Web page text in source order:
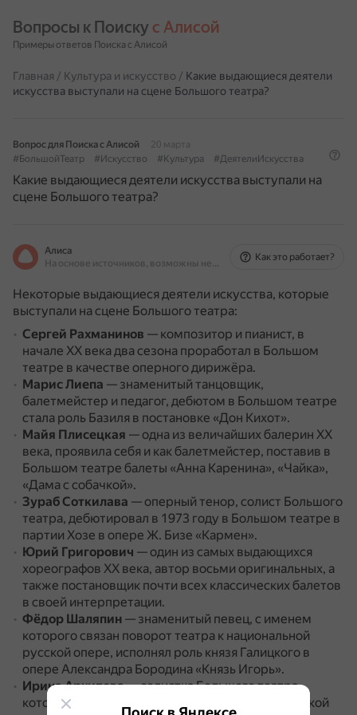
Вопросы к Поиску с Алисой
Примеры ответов Поиска с Алисой
Главная / Культура и искусство / Какие выдающиеся деятели
искусства выступали на сцене Большого театра?
Вопрос для Поиска с Алисой
20 марта
#БольшойТеатр
#Искусство #Культура #ДеятелиИскусства
Какие выдающиеся деятели искусства выступали на
сцене Большого театра?
Алиса
На основе источников, возможны неточности
Как это работает?
Некоторые выдающиеся деятели искусства, которые
выступали на сцене Большого театра:
Сергей Рахманинов — композитор и пианист, в
начале XX века два сезона проработал в Большом
театре в качестве оперного дирижёра.
Марис Лиепа — знаменитый танцовщик,
балетмейстер и педагог, дебютом в Большом театре
стала роль Базиля в постановке «Дон Кихот».
Майя Плисецкая — одна из величайших балерин XX
века, проявила себя и как балетмейстер, поставив в
Большом театре балеты «Анна Каренина», «Чайка»,
«Дама с собачкой».
Зураб Соткилава — оперный тенор, солист Большого
театра, дебютировал в 1973 году в Большом театре в
партии Хозе в опере Ж. Бизе «Кармен».
Юрий Григорович — один из самых выдающихся
хореографов XX века, автор восьми оригинальных, а
также постановщик почти всех классических балетов
в своей интерпретации.
Фёдор Шаляпин — знаменитый певец, с именем
которого связан поворот театра к национальной
русской опере, исполнял роль князя Галицкого в
опере Александра Бородина «Князь Игорь».
Ирина Архипова— солистка Большого театра,
которую во всём мире называли «Царицей русской